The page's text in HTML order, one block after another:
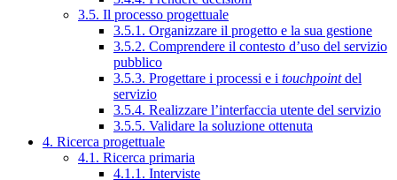
3.5. Il processo progettuale
3.5.1. Organizzare il progetto e la sua gestione
3.5.2. Comprendere il contesto d’uso del servizio
pubblico
3.5.3. Progettare i processi e i touchpointdel
servizio
3.5.4. Realizzare l’interfaccia utente del servizio
3.5.5. Validare la soluzione ottenuta
4. Ricerca progettuale
4.1. Ricerca primaria
4.1.1. Interviste